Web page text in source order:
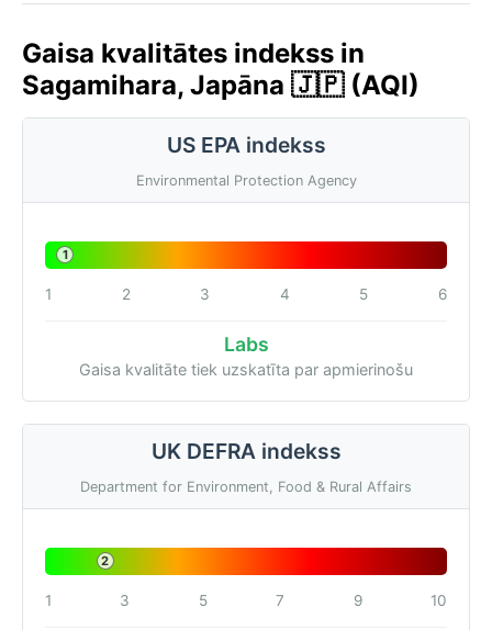
Gaisa kvalitātes indekss in
Sagamihara, Japāna 🇯🇵 (AQI)
US EPA indekss
Environmental Protection Agency
1
1 2 3 4 5 6
Labs
Gaisa kvalitāte tiek uzskatīta par apmierinošu
UK DEFRA indekss
Department for Environment, Food & Rural Affairs
2
1 3 5 7 9 10